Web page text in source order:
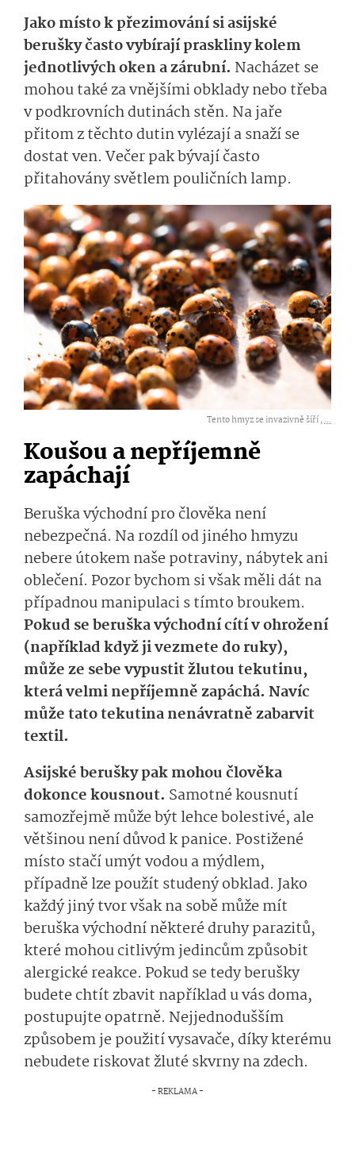
Jako místo k přezimování si asijské
berušky často vybírají praskliny kolem
jednotlivých oken a zárubní. Nacházet se
mohou také za vnějšími obklady nebo třeba
v podkrovních dutinách stěn. Na jaře
přitom z těchto dutin vylézají a snaží se
dostat ven. Večer pak bývají často
přitahovány světlem pouličních lamp.
Tento hmyz se invazivně šíří ,...
Koušou a nepříjemně
zapáchají
Beruška východní pro člověka není
nebezpečná. Na rozdíl od jiného hmyzu
nebere útokem naše potraviny, nábytek ani
oblečení. Pozor bychom si však měli dát na
případnou manipulaci s tímto broukem.
Pokud se beruška východní cítí v ohrožení
(například když ji vezmete do ruky),
může ze sebe vypustit žlutou tekutinu,
která velmi nepříjemně zapáchá. Navíc
může tato tekutina nenávratně zabarvit
textil.
Asijské berušky pak mohou člověka
dokonce kousnout. Samotné kousnutí
samozřejmě může být lehce bolestivé, ale
většinou není důvod k panice. Postižené
místo stačí umýt vodou a mýdlem,
případně lze použít studený obklad. Jako
každý jiný tvor však na sobě může mít
beruška východní některé druhy parazitů,
které mohou citlivým jedincům způsobit
alergické reakce. Pokud se tedy berušky
budete chtít zbavit například u vás doma,
postupujte opatrně. Nejjednodušším
způsobem je použití vysavače, díky kterému
nebudete riskovat žluté skvrny na zdech.